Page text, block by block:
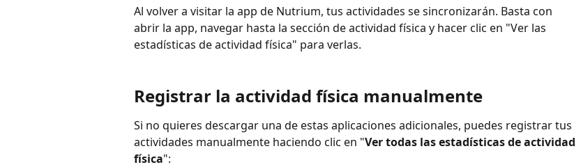
Al volver a visitar la app de Nutrium, tus actividades se sincronizarán. Basta con
abrir la app, navegar hasta la sección de actividad física y hacer clic en "Ver las
estadísticas de actividad física" para verlas.
Registrar la actividad física manualmente
Si no quieres descargar una de estas aplicaciones adicionales, puedes registrar tus
actividades manualmente haciendo clic en "Ver todas las estadísticas de actividad
física":